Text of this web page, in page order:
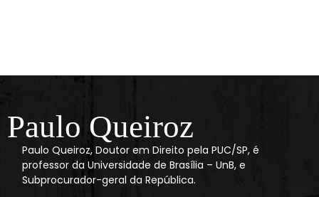
Paulo Queiroz
Paulo Queiroz, Doutor em Direito pela PUC/SP, é
professor da Universidade de Brasília – UnB, e
Subprocurador-geral da República.